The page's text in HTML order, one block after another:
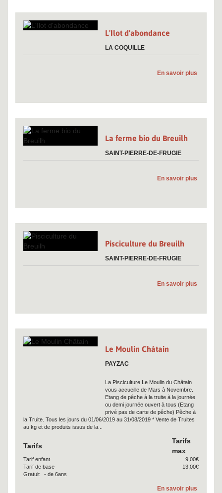
L'Ilot d'abondance
LA COQUILLE
En savoir plus
La ferme bio du Breuilh
SAINT-PIERRE-DE-FRUGIE
En savoir plus
Pisciculture du Breuilh
SAINT-PIERRE-DE-FRUGIE
En savoir plus
Le Moulin Châtain
PAYZAC
La Pisciculture Le Moulin du Châtain
vous accueille de Mars à Novembre.
Etang de pêche à la truite à la journée
ou demi journée ouvert à tous (Etang
privé pas de carte de pêche) Pêche à
la Truite. Tous les jours du 01/06/2019 au 31/08/2019 * Vente de Truites
au kg et de produits issus de la...
Tarifs
Tarifs
max
Tarif enfant
9,00€
Tarif de base
13,00€
Gratuit - de 6ans
En savoir plus